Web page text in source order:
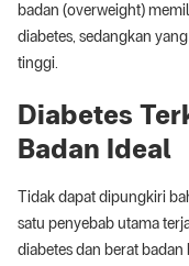
badan (overweight)
diabetes, sedangkan
tinggi.
Diabetes
Badan Ideal
Tidak dapat dipungkiri
satu penyebab utama
diabetes dan berat